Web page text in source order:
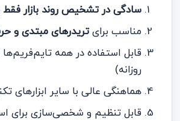
سادگی در تشخیص روند بازار فقط
مناسب برایتریدرهای مبتدی و
روزانه)
هماهنگی عالی با سایر ابزارهای
قابل تنظیم و شخصی‌سازی برای